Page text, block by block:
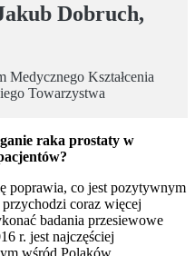
Dobruch,
Kształcenia
Towarzystwa
raka prostaty w
poprawia, co jest pozytywnym
coraz więcej
badania przesiewowe
r. jest najczęściej
wśród Polaków.